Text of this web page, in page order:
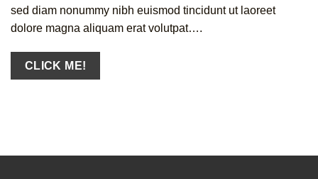
sed diam nonummy nibh euismod tincidunt ut laoreet
dolore magna aliquam erat volutpat….
CLICK ME!